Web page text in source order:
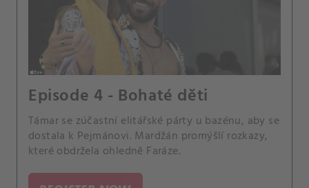
Episode 4 - Bohaté děti
Támar se zúčastní elitářské párty u bazénu, aby se
dostala k Pejmánovi. Mardžán promýšlí rozkazy,
které obdržela ohledně Faráze.